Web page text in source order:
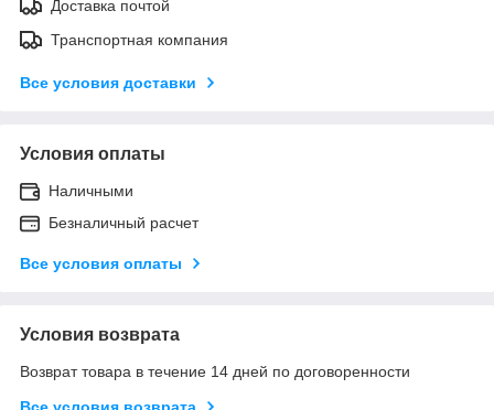
Доставка почтой
Транспортная компания
Все условия доставки
Условия оплаты
Наличными
Безналичный расчет
Все условия оплаты
Условия возврата
Возврат товара в течение 14 дней по договоренности
Все условия возврата